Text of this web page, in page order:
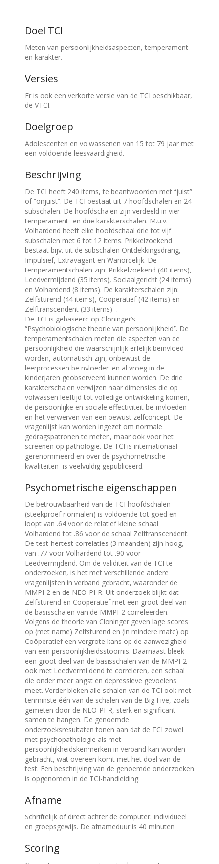
Doel TCI
Meten van persoonlijkheidsaspecten, temperament
en karakter.
Versies
Er is ook een verkorte versie van de TCI beschikbaar,
de VTCI.
Doelgroep
Adolescenten en volwassenen van 15 tot 79 jaar met
een voldoende leesvaardigheid.
Beschrijving
De TCI heeft 240 items, te beantwoorden met “juist”
of “onjuist”. De TCI bestaat uit 7 hoofdschalen en 24
subschalen. De hoofdschalen zijn verdeeld in vier
temperament- en drie karakterschalen. M.u.v.
Volhardend heeft elke hoofdschaal drie tot vijf
subschalen met 6 tot 12 items. Prikkelzoekend
bestaat bijv. uit de subschalen Ontdekkingsdrang,
Impulsief, Extravagant en Wanordelijk. De
temperamentschalen zijn: Prikkelzoekend (40 items),
Leedvermijdend (35 items), Sociaalgericht (24 items)
en Volhardend (8 items). De karakterschalen zijn:
Zelfsturend (44 items), Coöperatief (42 items) en
Zelftranscendent (33 items) .
De TCI is gebaseerd op Cloninger’s
“Psychobiologische theorie van persoonlijkheid”. De
temperamentschalen meten die aspecten van de
persoonlijkheid die waarschijnlijk erfelijk beïnvloed
worden, automatisch zijn, onbewust de
leerprocessen beïnvloeden en al vroeg in de
kinderjaren geobserveerd kunnen worden. De drie
karakterschalen verwijzen naar dimensies die op
volwassen leeftijd tot volledige ontwikkeling komen,
de persoonlijke en sociale effectiviteit be-ïnvloeden
en het verwerven van een bewust zelfconcept. De
vragenlijst kan worden ingezet om normale
gedragspatronen te meten, maar ook voor het
screenen op pathologie. De TCI is internationaal
gerenommeerd en over de psychometrische
kwaliteiten is veelvuldig gepubliceerd.
Psychometrische eigenschappen
De betrouwbaarheid van de TCI hoofdschalen
(steekproef normalen) is voldoende tot goed en
loopt van .64 voor de relatief kleine schaal
Volhardend tot .86 voor de schaal Zelftranscendent.
De test-hertest correlaties (3 maanden) zijn hoog,
van .77 voor Volhardend tot .90 voor
Leedvermijdend. Om de validiteit van de TCI te
onderzoeken, is het met verschillende andere
vragenlijsten in verband gebracht, waaronder de
MMPI-2 en de NEO-PI-R. Uit onderzoek blijkt dat
Zelfsturend en Coöperatief met een groot deel van
de basisschalen van de MMPI-2 correleerden.
Volgens de theorie van Cloninger geven lage scores
op (met name) Zelfsturend en (in mindere mate) op
Coöperatief een vergrote kans op de aanwezigheid
van een persoonlijkheidsstoornis. Daarnaast bleek
een groot deel van de basisschalen van de MMPI-2
ook met Leedvermijdend te correleren, een schaal
die onder meer angst en depressieve gevoelens
meet. Verder bleken alle schalen van de TCI ook met
tenminste één van de schalen van de Big Five, zoals
gemeten door de NEO-PI-R, sterk en significant
samen te hangen. De genoemde
onderzoeksresultaten tonen aan dat de TCI zowel
met psychopathologie als met
persoonlijkheidskenmerken in verband kan worden
gebracht, wat overeen komt met het doel van de
test. Een beschrijving van de genoemde onderzoeken
is opgenomen in de TCI-handleiding.
Afname
Schriftelijk of direct achter de computer. Individueel
en groepsgewijs. De afnameduur is 40 minuten.
Scoring